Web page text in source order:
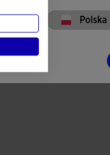
Polska